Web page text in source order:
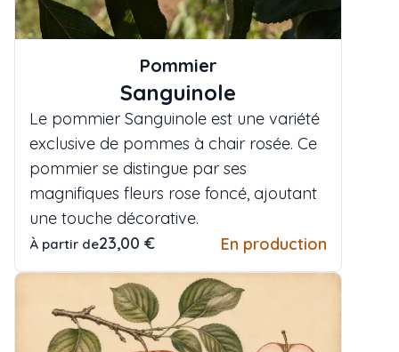
Pommier
Sanguinole
Le pommier Sanguinole est une variété
exclusive de pommes à chair rosée. Ce
pommier se distingue par ses
magnifiques fleurs rose foncé, ajoutant
une touche décorative.
À partir de23,00 € En production